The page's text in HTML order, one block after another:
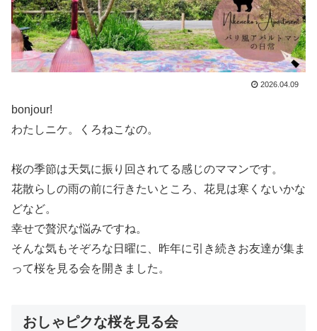
2026.04.09
bonjour!
わたしニケ。くろねこなの。
桜の季節は天気に振り回されてる感じのママンです。
花散らしの雨の前に行きたいところ、花見は寒くないかな
どなど。
幸せで贅沢な悩みですね。
そんな気もそぞろな日曜に、昨年に引き続きお友達が集ま
って桜を見る会を開きました。
おしゃピクな桜を見る会